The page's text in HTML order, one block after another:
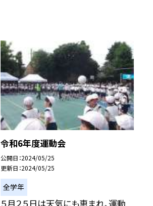
令和6年度運動会
公開日 2024/05/25
更新日 2024/05/25
全学年
５月２５日は天気にも恵まれ、運動